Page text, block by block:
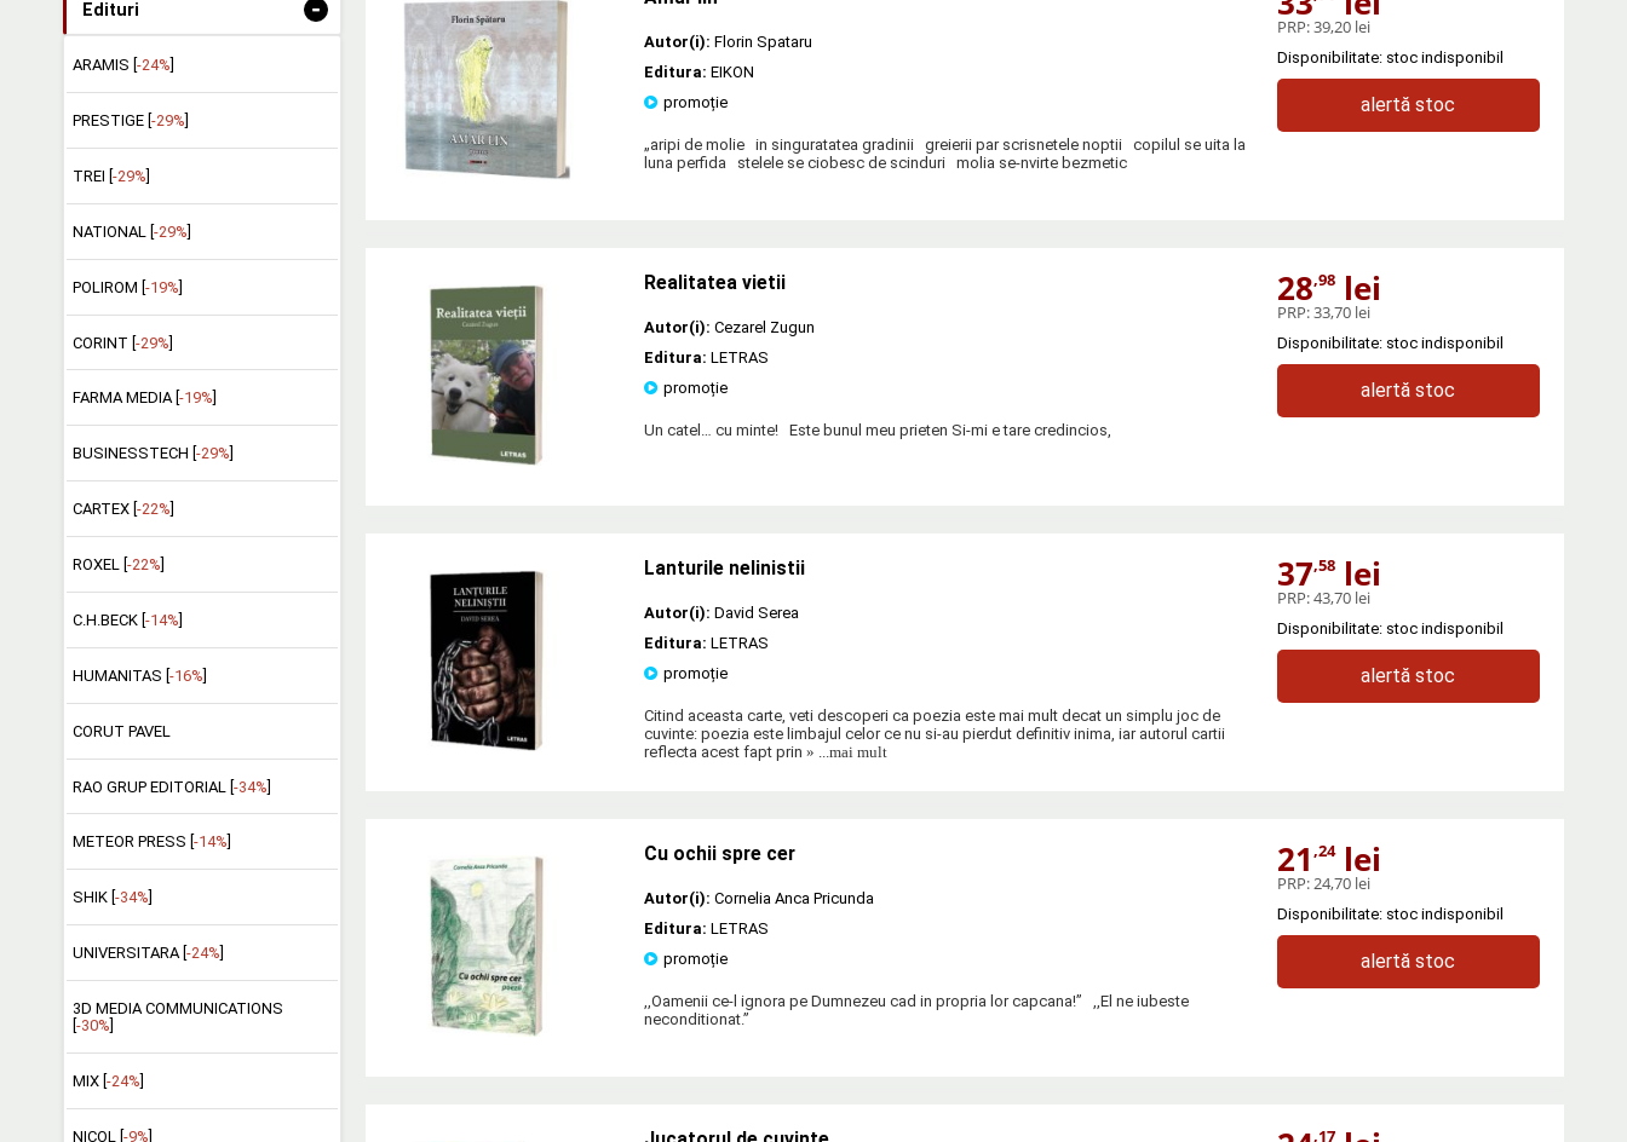
Edituri -
ARAMIS [ -24%
PRESTIGE [ -29%
TREI [ -29%
NATIONAL [ -29%
POLIROM [-19%]
CORINT [-29%]
FARMA MEDIA [ -19%
BUSINESSTECH [ -29%
CARTEX [ -22%
ROXEL [ -22%
C.H.BECK [ -14%
HUMANITAS [ -16%
CORUT PAVEL
RAO GRUP EDITORIAL [-34%]
METEOR PRESS [ -14%
SHIK [ -34%
UNIVERSITARA [ -24%
3D MEDIA COMMUNICATIONS
-30%
MIX [ -24%
NICOL [ -9%
Autor(i): Florin Spataru
Editura: EIKON
promoție
„aripi de molie in singuratatea gradinii greierii par scrisnetele noptii copilul se uita la
luna perfida stelele se ciobesc de scinduri molia se-nvirte bezmetic
PRP:39,20 lei
Disponibilitate: stoc indisponibil
alertă stoc
Realitatea vietii
Autor(i): Cezarel Zugun
Editura: LETRAS
promoție
Un catel… cu minte! Este bunul meu prieten Si-mi e tare credincios,
28,98lei
PRP:33,70 lei
Disponibilitate: stoc indisponibil
alertă stoc
Lanturile nelinistii
Autor(i): David Serea
Editura: LETRAS
promoție
Citind aceasta carte, veti descoperi ca poezia este mai mult decat un simplu joc de
cuvinte: poezia este limbajul celor ce nu si-au pierdut definitiv inima, iar autorul cartii
reflecta acest fapt prin » ...mai mult
37,58lei
PRP:43,70 lei
Disponibilitate: stoc indisponibil
alertă stoc
Cu ochii spre cer
Autor(i): Cornelia Anca Pricunda
Editura: LETRAS
promoție
,,Oamenii ce-l ignora pe Dumnezeu cad in propria lor capcana!” ,,El ne iubeste
neconditionat.”
21 ,24lei
PRP: 24,70 lei
Disponibilitate: stoc indisponibil
alertă stoc
,17